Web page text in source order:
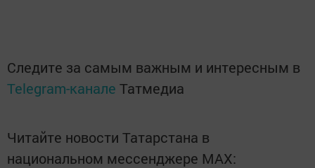
Следите за самым важным и интересным в
Telegram-канале Татмедиа
Читайте новости Татарстана в
национальном мессенджере MАХ: